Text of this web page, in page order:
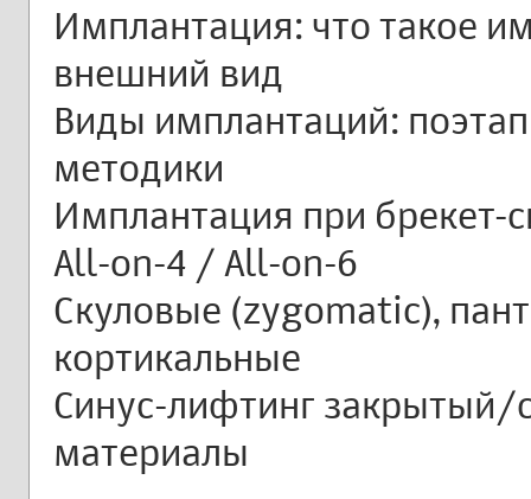
Имплантация: что такое
внешний вид
Виды имплантаций:
методики
Имплантация при
All-on-4 / All-on-6
Скуловые (zygomatic),
кортикальные
Синус-лифтинг
материалы